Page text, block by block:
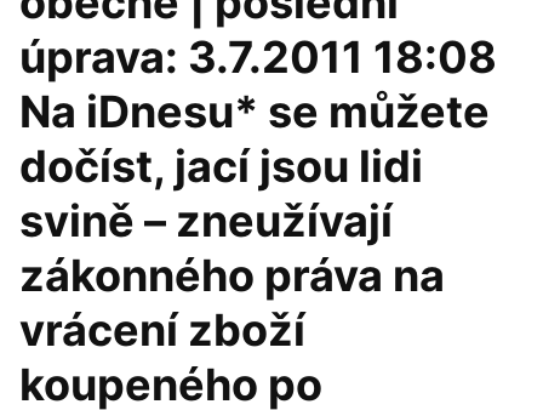
úprava: 3.7.2011 18:08
Na iDnesu* se můžete
dočíst, jací jsou lidi
svině – zneužívají
zákonného práva na
vrácení zboží
koupeného po